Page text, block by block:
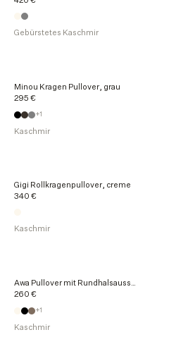
Gebürstetes Kaschmir
Minou Kragen Pullover, grau
295 €
Kaschmir
+1
Gigi Rollkragenpullover, creme
340 €
Kaschmir
260 €
Kaschmir
+1